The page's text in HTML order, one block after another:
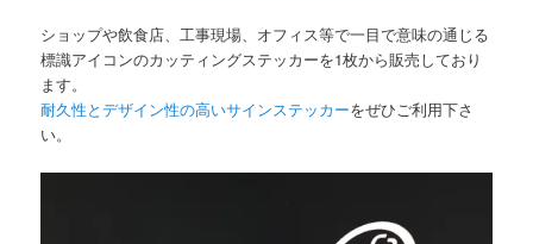
ショップや飲食店、工事現場、オフィス等で一目で意味の通じる
標識アイコンのカッティングステッカーを1枚から販売しており
ます。
耐久性とデザイン性の高いサインステッカーをぜひご利用下さ
い。